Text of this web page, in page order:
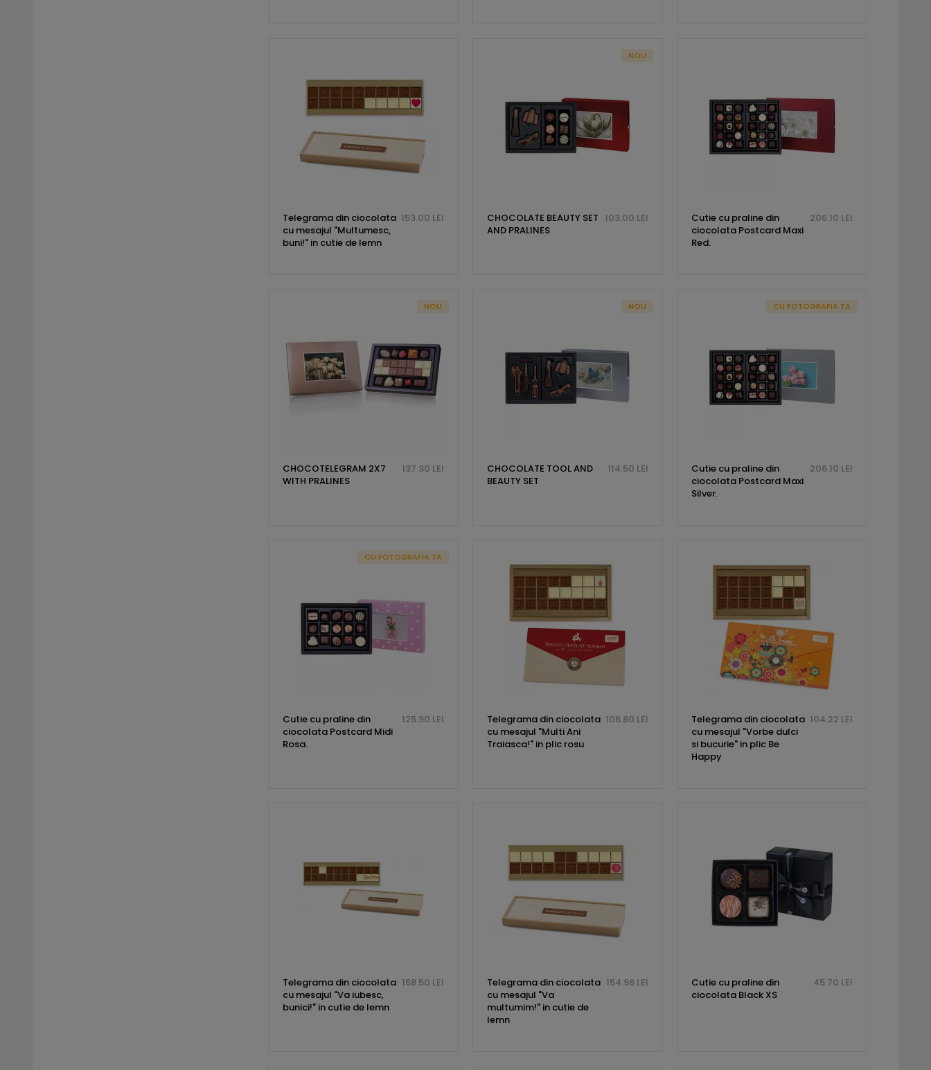
Telegrama din ciocolata
cu mesajul "Multumesc,
buni!" in cutie de lemn
153.00 LEI
NOU
CHOCOLATE BEAUTY SET
AND PRALINES
103.00 LEI
Cutie cu praline din
ciocolata Postcard Maxi
Red.
206.10 LEI
NOU
CHOCOTELEGRAM 2X7
WITH PRALINES
137.30 LEI
NOU
CHOCOLATE TOOL AND
BEAUTY SET
114.50 LEI
CU FOTOGRAFIA TA
Cutie cu praline din
ciocolata Postcard Maxi
Silver.
206.10 LEI
CU FOTOGRAFIA TA
Cutie cu praline din
ciocolata Postcard Midi
Rosa.
125.90 LEI
Telegrama din ciocolata
cu mesajul "Multi Ani
Traiasca!" in plic rosu
106.80 LEI
Telegrama din ciocolata
cu mesajul "Vorbe dulci
si bucurie" in plic Be
Happy
104.22 LEI
Telegrama din ciocolata
cu mesajul "Va iubesc,
bunici!" in cutie de lemn
158.50 LEI
Telegrama din ciocolata
cu mesajul "Va
multumim!" in cutie de
lemn
154.96 LEI
Cutie cu praline din
ciocolata Black XS
45.70 LEI